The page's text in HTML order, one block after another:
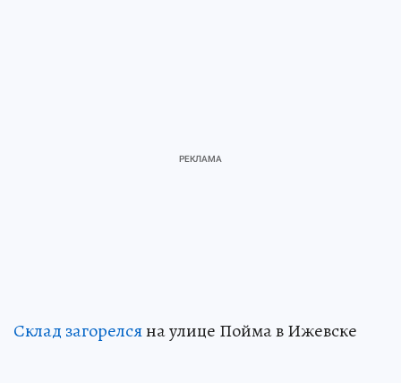
Склад загорелсяна улице Пойма в Ижевске